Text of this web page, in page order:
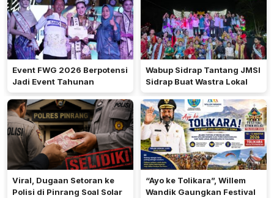
Event FWG 2026 Berpotensi
Jadi Event Tahunan
Wabup Sidrap Tantang JMSI
Sidrap Buat Wastra Lokal
Viral, Dugaan Setoran ke
Polisi di Pinrang Soal Solar
“Ayo ke Tolikara”, Willem
Wandik Gaungkan Festival